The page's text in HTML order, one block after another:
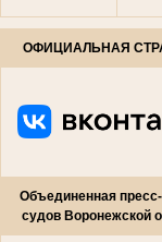
ОФИЦИАЛЬНАЯ
Объединенная
судов Воронежской